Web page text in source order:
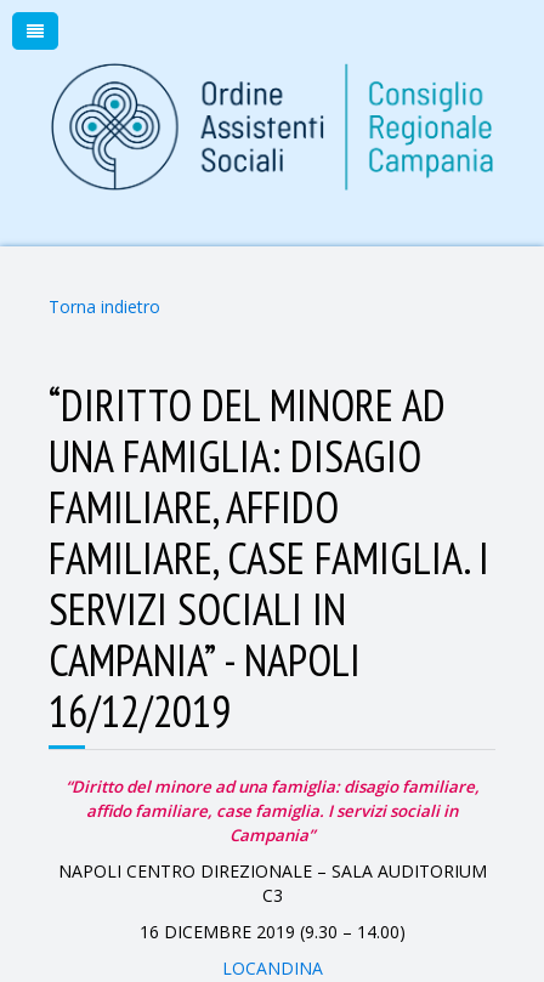
Torna indietro
“DIRITTO DEL MINORE AD
UNA FAMIGLIA: DISAGIO
FAMILIARE, AFFIDO
FAMILIARE, CASE FAMIGLIA. I
SERVIZI SOCIALI IN
CAMPANIA” - NAPOLI
16/12/2019
“Diritto del minore ad una famiglia: disagio familiare,
affido familiare, case famiglia. I servizi sociali in
Campania”
NAPOLI CENTRO DIREZIONALE – SALA AUDITORIUM
C3
16 DICEMBRE 2019 (9.30 – 14.00)
LOCANDINA